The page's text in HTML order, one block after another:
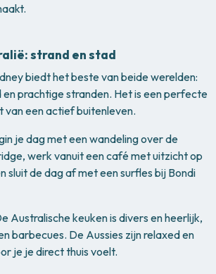
strand en stad
biedt het beste van beide werelden:
en prachtige stranden. Het is een perfecte
van een actief buitenleven.
je dag met een wandeling over de
werk vanuit een café met uitzicht op
sluit de dag af met een surfles bij Bondi
Australische keuken is divers en heerlijk,
barbecues. De Aussies zijn relaxed en
je je direct thuis voelt.